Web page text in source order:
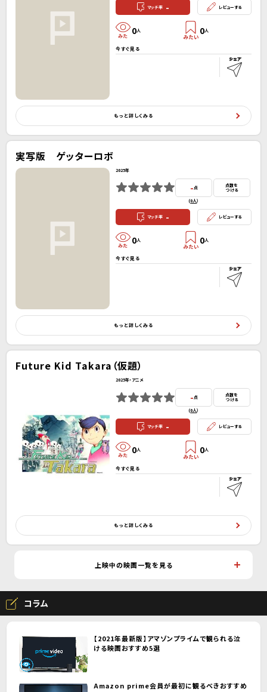
マッチ率 - レビューする
0人 0人
今すぐ見る
もっと詳しくみる
実写版 ゲッターロボ
2025年
-点
(0人）
点数を
つける
マッチ率 - レビューする
0人 0人
今すぐ見る
もっと詳しくみる
Future Kid Takara（仮題）
2025年・アニメ
-点
(0人）
点数を
つける
マッチ率 - レビューする
0人 0人
今すぐ見る
もっと詳しくみる
上映中の映画一覧を見る
コラム
【2021年最新版】アマゾンプライムで観られる泣
ける映画おすすめ5選
Amazon prime会員が最初に観るべきおすすめ